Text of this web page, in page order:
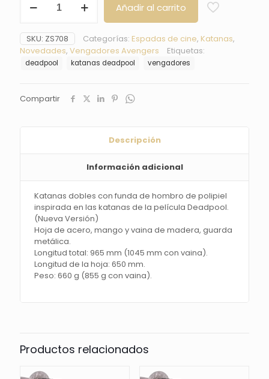
Deadpool
Avengers/Vengadores
nueva
versión
cantidad
Añadir al carrito
SKU: ZS708 Categorías: Espadas de cine, Katanas,
Novedades, Vengadores Avengers Etiquetas:
deadpool katanas deadpool vengadores
Compartir
Descripción
Información adicional
Katanas doblescon funda de hombro de polipiel
inspirada en las katanas de la película Deadpool.
(Nueva Versión)
Hoja de acero,mango y vaina demadera, guarda
metálica.
Longitud total: 965 mm (1045 mm con vaina).
Longitud de la hoja: 650 mm.
Peso: 660 g (855 g con vaina).
Productos relacionados